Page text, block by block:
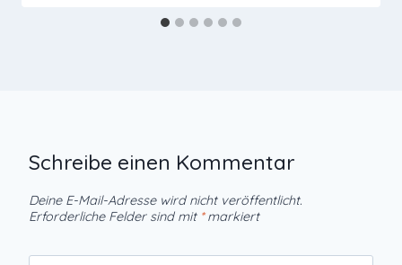
Schreibe einen Kommentar
Deine E-Mail-Adresse wird nicht veröffentlicht.
Erforderliche Felder sind mit *markiert